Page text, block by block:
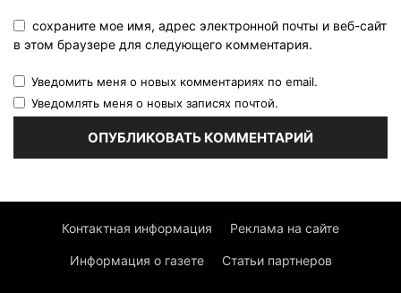
сохраните мое имя, адрес электронной почты и веб-сайт
в этом браузере для следующего комментария.
Уведомить меня о новых комментариях по email.
Уведомлять меня о новых записях почтой.
Контактная информация Реклама на сайте
Информация о газете Статьи партнеров